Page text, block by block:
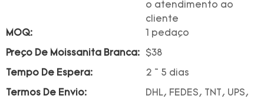
o atendimento ao
cliente
MOQ:
1 pedaço
Preço De Moissanita Branca: $38
Tempo De Espera: 2 ~ 5 dias
Termos De Envio:
DHL, FEDES, TNT, UPS,